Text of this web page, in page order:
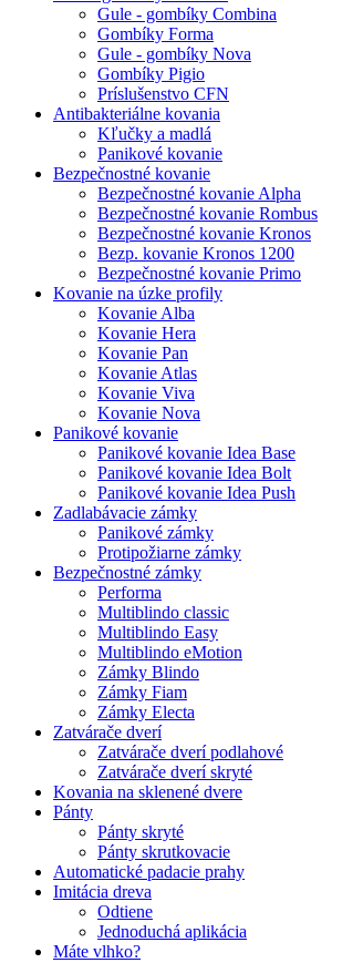
Gule - gombíky Combina
Gombíky Forma
Gule - gombíky Nova
Gombíky Pigio
Príslušenstvo CFN
Antibakteriálne kovania
Kľučky a madlá
Panikové kovanie
Bezpečnostné kovanie
Bezpečnostné kovanie Alpha
Bezpečnostné kovanie Rombus
Bezpečnostné kovanie Kronos
Bezp. kovanie Kronos 1200
Bezpečnostné kovanie Primo
Kovanie na úzke profily
Kovanie Alba
Kovanie Hera
Kovanie Pan
Kovanie Atlas
Kovanie Viva
Kovanie Nova
Panikové kovanie
Panikové kovanie Idea Base
Panikové kovanie Idea Bolt
Panikové kovanie Idea Push
Zadlabávacie zámky
Panikové zámky
Protipožiarne zámky
Bezpečnostné zámky
Performa
Multiblindo classic
Multiblindo Easy
Multiblindo eMotion
Zámky Blindo
Zámky Fiam
Zámky Electa
Zatvárače dverí
Zatvárače dverí podlahové
Zatvárače dverí skryté
Kovania na sklenené dvere
Pánty
Pánty skryté
Pánty skrutkovacie
Automatické padacie prahy
Imitácia dreva
Odtiene
Jednoduchá aplikácia
Máte vlhko?